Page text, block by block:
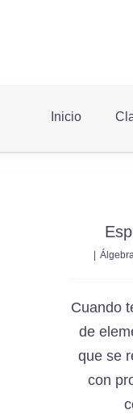
Inicio
Cuando
de
que se
con